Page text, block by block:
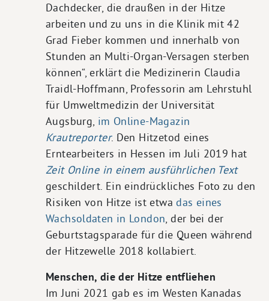
Dachdecker, die draußen in der Hitze
arbeiten und zu uns in die Klinik mit 42
Grad Fieber kommen und innerhalb von
Stunden an Multi-Organ-Versagen sterben
können“, erklärt die Medizinerin Claudia
Traidl-Hoffmann, Professorin am Lehrstuhl
für Umweltmedizin der Universität
Augsburg, im Online-Magazin
Krautreporter. Den Hitzetod eines
Erntearbeiters in Hessen im Juli 2019 hat
Zeit Online in einem ausführlichen Text
geschildert. Ein eindrückliches Foto zu den
Risiken von Hitze ist etwa das eines
Wachsoldaten in London, der bei der
Geburtstagsparade für die Queen während
der Hitzewelle 2018 kollabiert.
Menschen, die der Hitze entfliehen
Im Juni 2021 gab es im Westen Kanadas